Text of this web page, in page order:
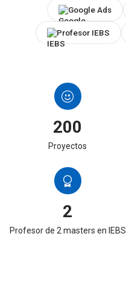
Google Ads
Profesor IEBS
200
Proyectos
2
Profesor de 2 masters en IEBS